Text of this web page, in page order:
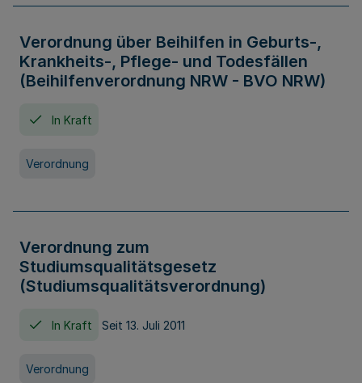
Verordnung über Beihilfen in Geburts-,
Krankheits-, Pflege- und Todesfällen
(Beihilfenverordnung NRW - BVO NRW)
In Kraft
Verordnung
Verordnung zum
Studiumsqualitätsgesetz
(Studiumsqualitätsverordnung)
In Kraft Seit 13. Juli 2011
Verordnung